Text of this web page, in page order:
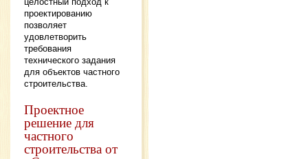
проектированию
позволяет
удовлетворить
требования
технического задания
для объектов частного
строительства.
Проектное
решение для
частного
строительства от